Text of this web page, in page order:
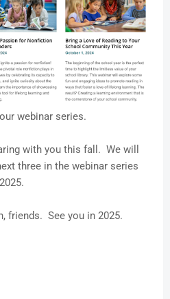
webinar series.
with you this fall. We will
three in the webinar series
friends. See you in 2025.